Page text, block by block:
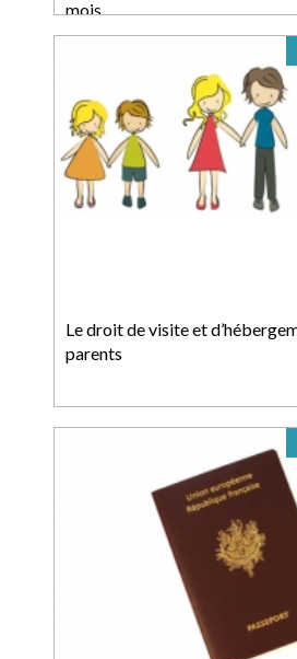
mois
Le droit de visite et
parents